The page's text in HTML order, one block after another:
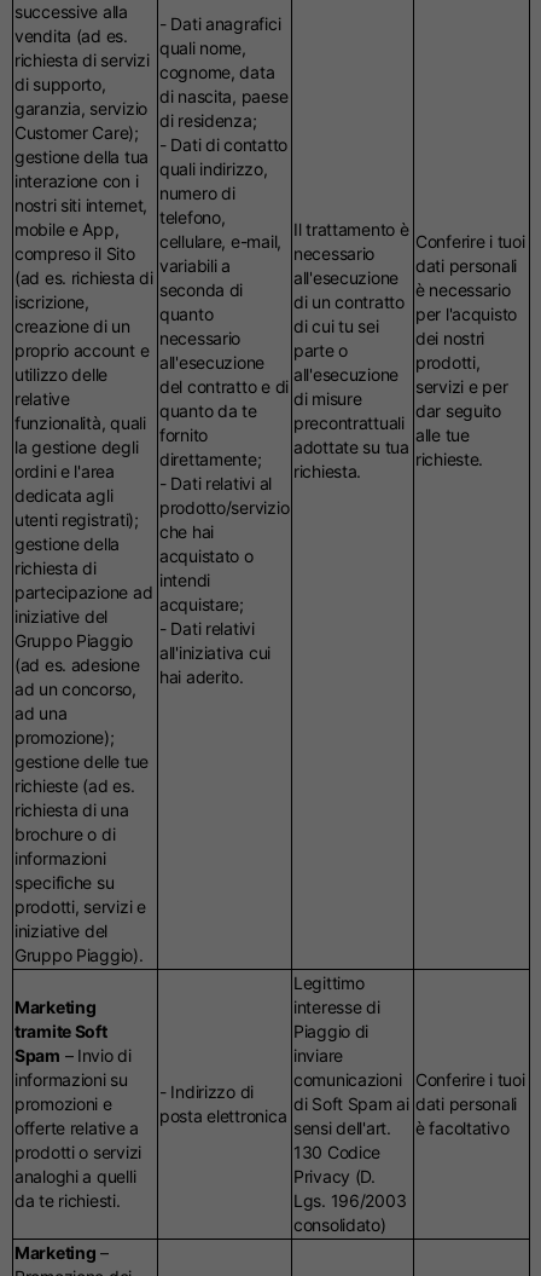
successive alla
vendita (ad es.
richiesta di servizi
di supporto,
garanzia, servizio
Customer Care);
gestione della tua
interazione con i
nostri siti internet,
mobile e App,
compreso il Sito
(ad es. richiesta di
iscrizione,
creazione di un
proprio account e
utilizzo delle
relative
funzionalità, quali
la gestione degli
ordini e l'area
dedicata agli
utenti registrati);
gestione della
richiesta di
partecipazione ad
iniziative del
Gruppo Piaggio
(ad es. adesione
ad un concorso,
ad una
promozione);
gestione delle tue
richieste (ad es.
richiesta di una
brochure o di
informazioni
specifiche su
prodotti, servizi e
iniziative del
Gruppo Piaggio).
- Dati anagrafici
quali nome,
cognome, data
di nascita, paese
di residenza;
- Dati di contatto
quali indirizzo,
numero di
telefono,
cellulare, e-mail,
variabili a
seconda di
quanto
necessario
all'esecuzione
del contratto e di
quanto da te
fornito
direttamente;
- Dati relativi al
prodotto/servizio
che hai
acquistato o
intendi
acquistare;
- Dati relativi
all'iniziativa cui
hai aderito.
Il trattamento è
necessario
all'esecuzione
di un contratto
di cui tu sei
parte o
all'esecuzione
di misure
precontrattuali
adottate su tua
richiesta.
Conferire i tuoi
dati personali
è necessario
per l'acquisto
dei nostri
prodotti,
servizi e per
dar seguito
alle tue
richieste.
Marketing
tramite Soft
Spam – Invio di
informazioni su
promozioni e
offerte relative a
prodotti o servizi
analoghi a quelli
da te richiesti.
- Indirizzo di
posta elettronica
Legittimo
interesse di
Piaggio di
inviare
comunicazioni
di Soft Spam ai
sensi dell'art.
130 Codice
Privacy (D.
Lgs. 196/2003
consolidato)
Conferire i tuoi
dati personali
è facoltativo
Marketing –